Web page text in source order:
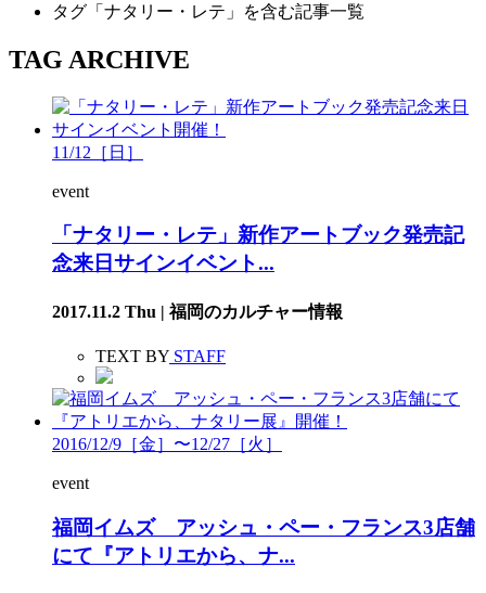
タグ「ナタリー・レテ」を含む記事一覧
TAG ARCHIVE
11/12［日］
event
「ナタリー・レテ」新作アートブック発売記
念来日サインイベント...
2017.11.2 Thu | 福岡のカルチャー情報
TEXT BY STAFF
2016/12/9［金］〜12/27［火］
event
福岡イムズ アッシュ・ペー・フランス3店舗
にて『アトリエから、ナ...